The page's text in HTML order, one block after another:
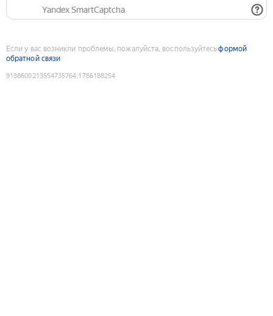
Yandex SmartCaptcha
Если у вас возникли проблемы, пожалуйста, воспользуйтесьформой
обратной связи
9188600213554735764:1786188254